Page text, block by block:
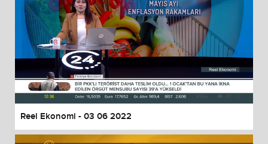
Reel Ekonomi - 03 06 2022